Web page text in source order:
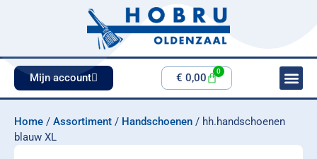
Mijn account € 0,00
0
Home / Assortiment / Handschoenen / hh.handschoenen
blauw XL